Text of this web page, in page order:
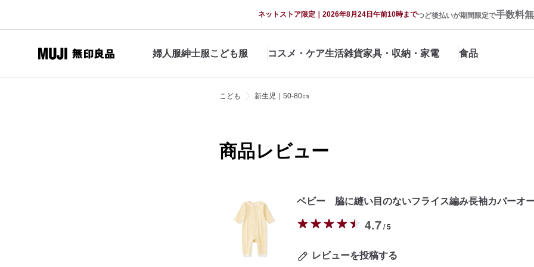
ネットストア限定｜2026年8月24日午前10時までつど後払いが期間限定で手数料
婦人服紳士服こども服 コスメ・ケア生活雑貨家具・収納・家電 食品
こども 新生児｜50-80㎝
商品レビュー
ベビー 脇に縫い目のないフライス編み長袖カバーオ
4.7/ 5
レビューを投稿する